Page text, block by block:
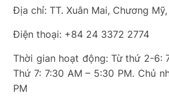
Địa chỉ: TT. Xuân Mai, Chương
Điện thoại: +84 24 3372 2774
Thời gian hoạt động: Từ thứ 2-6:
Thứ 7: 7:30 AM – 5:30 PM. Chủ
PM